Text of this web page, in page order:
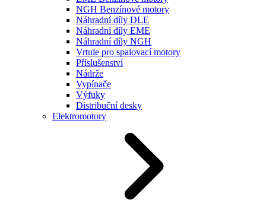
NGH Benzínové motory
Náhradní díly DLE
Náhradní díly EME
Náhradní díly NGH
Vrtule pro spalovací motory
Příslušenství
Nádrže
Vypínače
Výfuky
Distribuční desky
Elektromotory